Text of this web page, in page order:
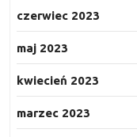
czerwiec 2023
maj 2023
kwiecień 2023
marzec 2023